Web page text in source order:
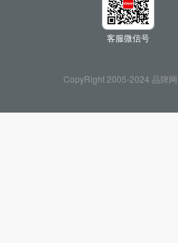
客服微信号
CopyRight 2005-2024 品牌